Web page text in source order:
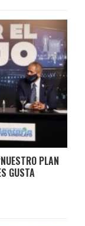
PLAN
GUSTA